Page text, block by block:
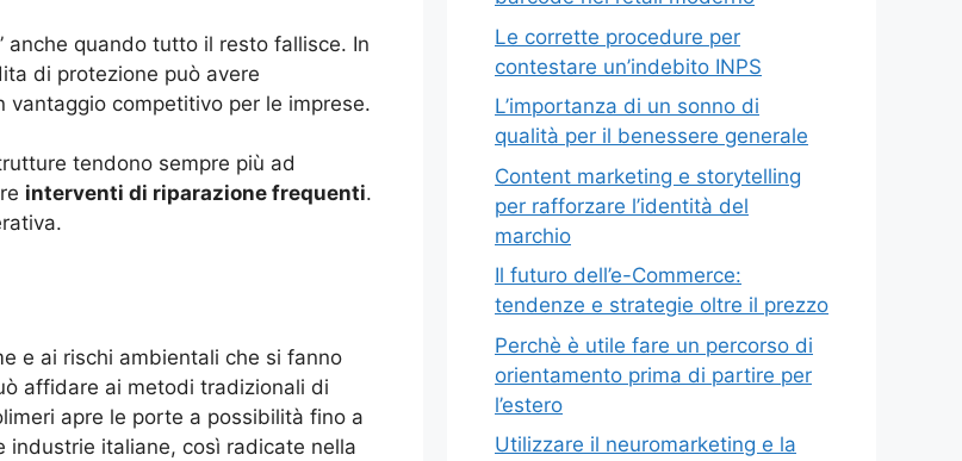
anche quando tutto il resto fallisce. In
di protezione può avere
competitivo per le imprese.
tendono sempre più ad
interventi di riparazione frequenti.
e ai rischi ambientali che si fanno
affidare ai metodi tradizionali di
apre le porte a possibilità fino a
industrie italiane, così radicate nella
Le corrette procedure per
contestare un’indebito INPS
L’importanza di un sonno di
qualità per il benessere generale
Content marketing e storytelling
per rafforzare l’identità del
marchio
Il futuro dell’e-Commerce:
tendenze e strategie oltre il prezzo
Perchè è utile fare un percorso di
orientamento prima di partire per
l’estero
Utilizzare il neuromarketing e la